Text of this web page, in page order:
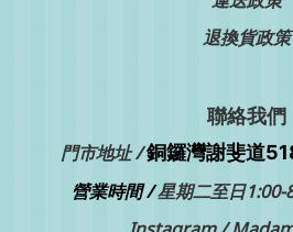
退換貨政策
聯絡我們
門市地址 /銅鑼灣謝斐道
營業時間 /星期二至日1:00-